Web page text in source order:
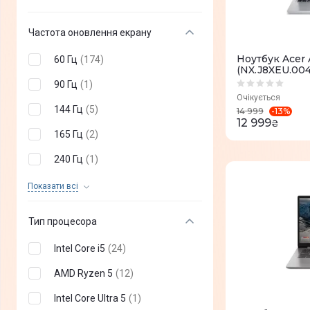
Частота оновлення екрану
60 Гц (174)
90 Гц (1 )
144 Гц (5)
165 Гц (2)
240 Гц (1 )
Показати всi
120 Гц (
Тип процесора
Intel Core i5 (24)
AMD Ryzen 5 (12)
Intel Core Ultra 5 (1 )
Ноутбук Acer
Очікується
14 999 -13%
12 999₴